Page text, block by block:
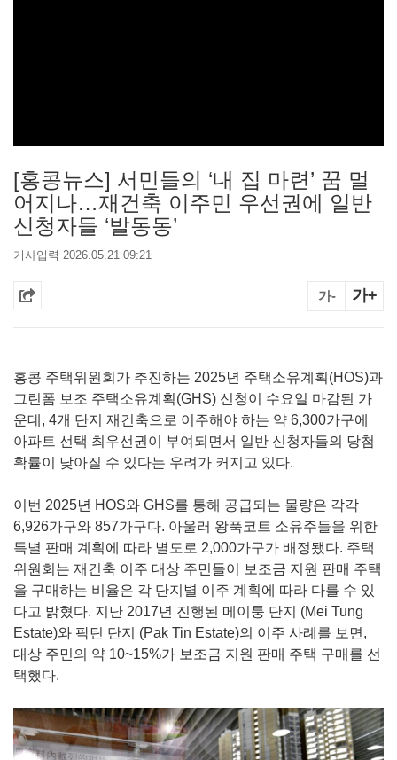
[홍콩뉴스] 서민들의 ‘내 집 마련’ 꿈 멀
어지나…재건축 이주민 우선권에 일반
신청자들 ‘발동동’
기사입력 2026.05.21 09:21
가- 가+
홍콩 주택위원회가 추진하는 2025년 주택소유계획(HOS)과
그린폼 보조 주택소유계획(GHS) 신청이 수요일 마감된 가
운데, 4개 단지 재건축으로 이주해야 하는 약 6,300가구에
아파트 선택 최우선권이 부여되면서 일반 신청자들의 당첨
확률이 낮아질 수 있다는 우려가 커지고 있다.
이번 2025년 HOS와 GHS를 통해 공급되는 물량은 각각
6,926가구와 857가구다. 아울러 왕푹코트 소유주들을 위한
특별 판매 계획에 따라 별도로 2,000가구가 배정됐다. 주택
위원회는 재건축 이주 대상 주민들이 보조금 지원 판매 주택
을 구매하는 비율은 각 단지별 이주 계획에 따라 다를 수 있
다고 밝혔다. 지난 2017년 진행된 메이퉁 단지 (Mei Tung
Estate)와 팍틴 단지 (Pak Tin Estate)의 이주 사례를 보면,
대상 주민의 약 10~15%가 보조금 지원 판매 주택 구매를 선
택했다.